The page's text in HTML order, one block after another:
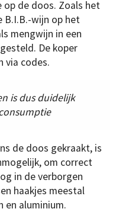
de doos. Zoals het
wijn op het
mengwijn in een
De koper
via codes.
is dus duidelijk
de doos gekraakt, is
om correct
in de verborgen
haakjes meestal
en aluminium.